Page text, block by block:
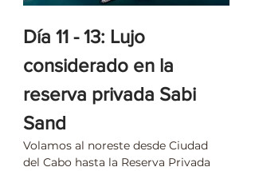
Día 11 - 13: Lujo
considerado en la
reserva privada Sabi
Sand
Volamos al noreste desde Ciudad
del Cabo hasta la Reserva Privada